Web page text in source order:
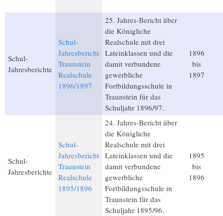
Schul-
Jahresberichte
Schul-
Jahresbericht
Traunstein
Realschule
1896/1897
25. Jahres-Bericht über
die Königliche
Realschule mit drei
Lateinklassen und die
damit verbundene
gewerbliche
Fortbildungsschule in
Traunstein für das
Schuljahr 1896/97.
1896
bis
1897
Schul-
Jahresberichte
Schul-
Jahresbericht
Traunstein
Realschule
1895/1896
24. Jahres-Bericht über
die Königliche
Realschule mit drei
Lateinklassen und die
damit verbundene
gewerbliche
Fortbildungsschule in
Traunstein für das
Schuljahr 1895/96.
1895
bis
1896